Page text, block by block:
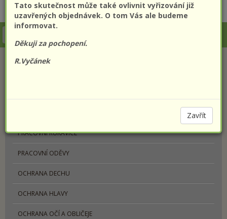
CZK EUR Přihlášení Registrace
PRACOVNÍ RUKAVICE
PRACOVNÍ ODĚVY
OCHRANA DECHU
OCHRANA HLAVY
OCHRANA OČÍ A OBLIČEJE
Tato skutečnost může také ovlivnit vyřizování již
uzavřených objednávek. O tom Vás ale budeme
informovat.
Děkuji za pochopení.
R.Vyčánek
Zavřít